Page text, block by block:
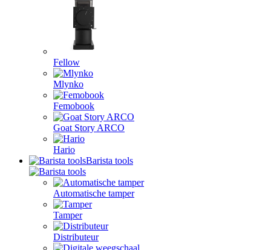
Fellow
Mlynko
Femobook
Goat Story ARCO
Hario
Barista tools
Automatische tamper
Tamper
Distributeur